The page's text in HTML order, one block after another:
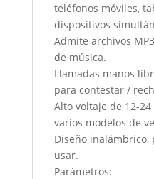
teléfonos móviles,
dispositivos
Admite archivos
de música.
Llamadas manos
para contestar /
Alto voltaje de 12-
varios modelos de
Diseño inalámbrico,
usar.
Parámetros: